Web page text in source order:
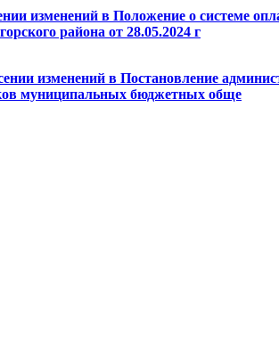
изменений в Положение о системе
района от 28.05.2024 г
изменений в Постановление
муниципальных бюджетных обще